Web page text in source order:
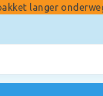
langer